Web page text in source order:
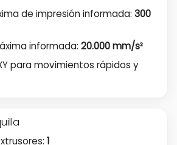
de impresión informada: 300
informada: 20.000 mm/s²
para movimientos rápidos y
1